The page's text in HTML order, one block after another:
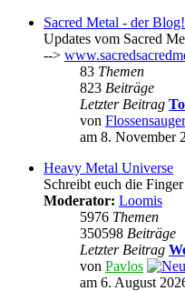
Sacred Metal - der Blog!
Updates vom Sacred
-->
83 Themen
823 Beiträge
Letzter Beitrag
von Flossensauger
am 8. November
Heavy Metal Universe
Schreibt euch die
Moderator: Loomis
5976 Themen
350598 Beiträge
Letzter Beitrag
von Pavlos
am 6. August